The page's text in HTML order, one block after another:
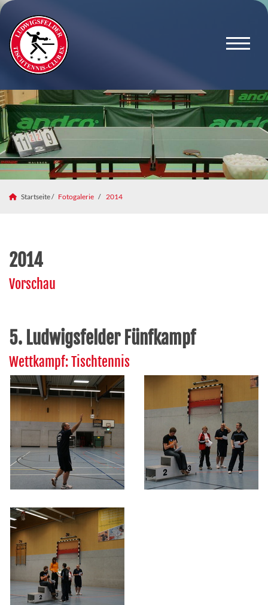
Startseite / Fotogalerie 2014
2014
Vorschau
5. Ludwigsfelder Fünfkampf
Wettkampf: Tischtennis